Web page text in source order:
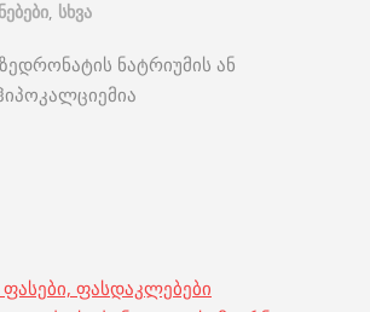
, სხვა
ნატრიუმის ან
ფასდაკლებები